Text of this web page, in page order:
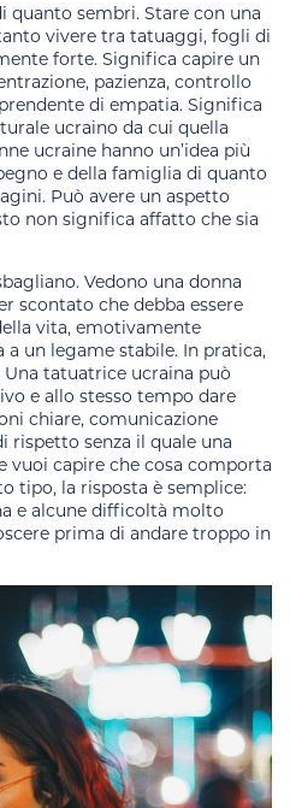
quanto sembri. Stare con una
vivere tra tatuaggi, fogli di
forte. Significa capire un
pazienza, controllo
di empatia. Significa
ucraino da cui quella
ucraine hanno un’idea più
e della famiglia di quanto
Può avere un aspetto
non significa affatto che sia
Vedono una donna
scontato che debba essere
vita, emotivamente
un legame stabile. In pratica,
tatuatrice ucraina può
e allo stesso tempo dare
chiare, comunicazione
rispetto senza il quale una
vuoi capire che cosa comporta
tipo, la risposta è semplice:
e alcune difficoltà molto
prima di andare troppo in